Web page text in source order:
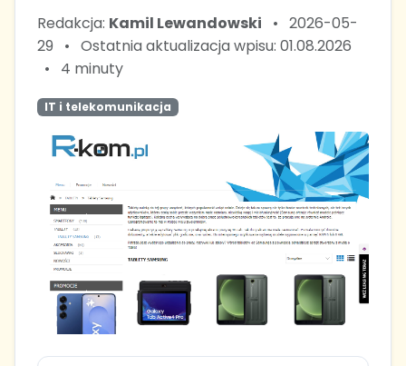
Redakcja: Kamil Lewandowski • 2026-05-
29
• Ostatnia aktualizacja wpisu: 01.08.2026
•
4 minuty
IT i telekomunikacja